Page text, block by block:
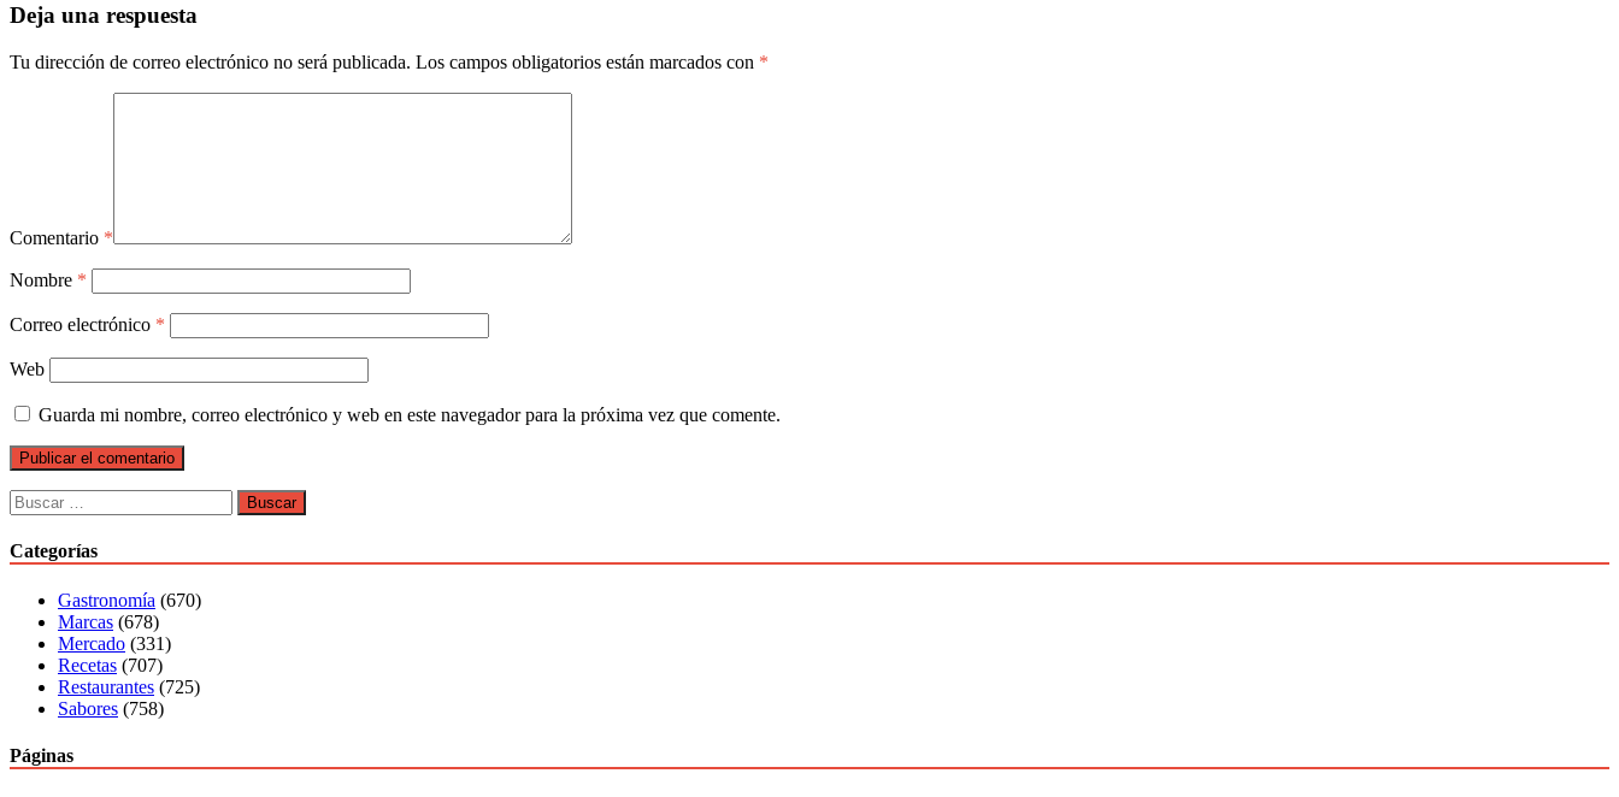
Deja una respuesta
Tu dirección de correo electrónico no será publicada. Los campos obligatorios están marcados con *
Comentario *
Nombre *
Correo electrónico *
Web
Guarda mi nombre, correo electrónico y web en este navegador para la próxima vez que comente.
Buscar:
Categorías
Gastronomía (670)
Marcas (678)
Mercado (331)
Recetas (707)
Restaurantes (725)
Sabores (758)
Páginas